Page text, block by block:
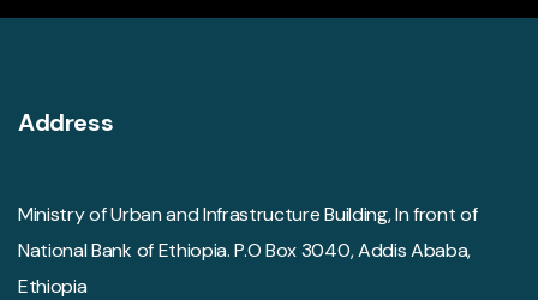
Address
Ministry of Urban and Infrastructure Building, In front of
National Bank of Ethiopia. P.O Box 3040, Addis Ababa,
Ethiopia